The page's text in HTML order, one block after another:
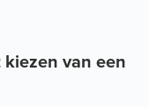
van een